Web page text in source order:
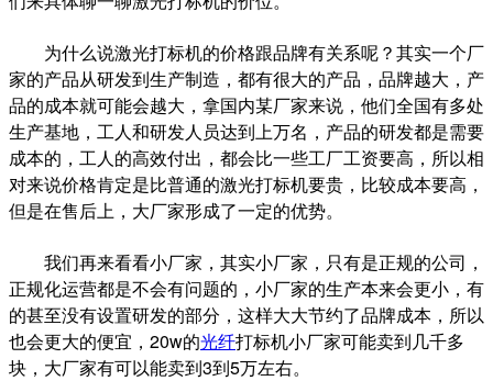
为什么说激光打标机的价格跟品牌有关系呢？其实一个厂
家的产品从研发到生产制造，都有很大的产品，品牌越大，产
品的成本就可能会越大，拿国内某厂家来说，他们全国有多处
生产基地，工人和研发人员达到上万名，产品的研发都是需要
成本的，工人的高效付出，都会比一些工厂工资要高，所以相
对来说价格肯定是比普通的激光打标机要贵，比较成本要高，
但是在售后上，大厂家形成了一定的优势。
我们再来看看小厂家，其实小厂家，只有是正规的公司，
正规化运营都是不会有问题的，小厂家的生产本来会更小，有
的甚至没有设置研发的部分，这样大大节约了品牌成本，所以
也会更大的便宜，20w的光纤打标机小厂家可能卖到几千多
块，大厂家有可以能卖到3到5万左右。